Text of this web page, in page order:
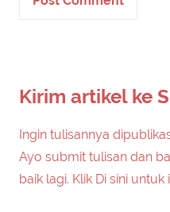
Kirim artikel ke
Ingin tulisannya
Ayo submit tulisan dan
baik lagi. Klik Di sini